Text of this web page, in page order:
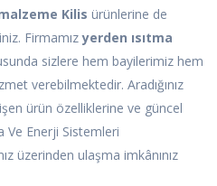
Kilis ürünlerine de
Firmamızyerden ısıtma
sizlere hem bayilerimiz hem
verebilmektedir. Aradığınız
ürün özelliklerine ve güncel
Ve Enerji Sistemleri
üzerinden ulaşma imkânınız